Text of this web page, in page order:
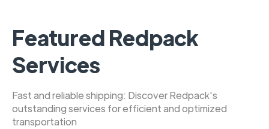
Featured Redpack
Services
Fast and reliable shipping: Discover Redpack's
outstanding services for efficient and optimized
transportation